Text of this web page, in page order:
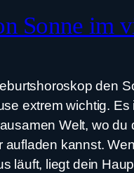
Sonne im
den
extrem wichtig. Es
Welt, wo du
aufladen kannst.
läuft, liegt dein